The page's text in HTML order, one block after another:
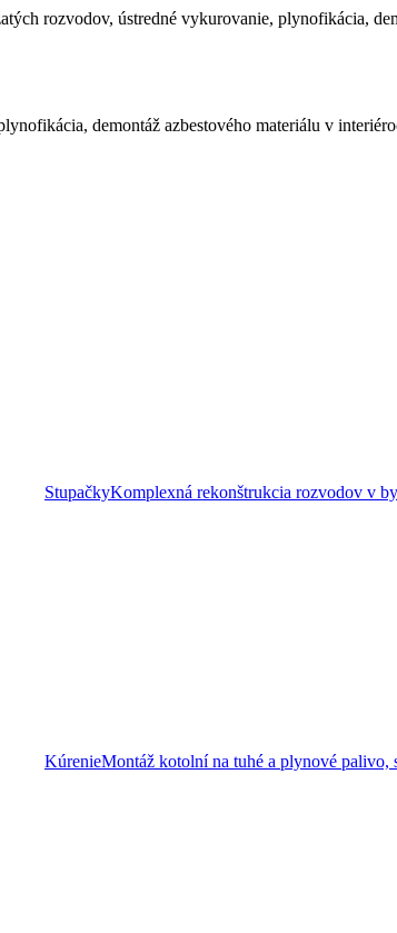
rozvodov, ústredné vykurovanie, plynofikácia,
demontáž azbestového materiálu v
StupačkyKomplexná rekonštrukcia rozvodov v
KúrenieMontáž kotolní na tuhé a plynové palivo,